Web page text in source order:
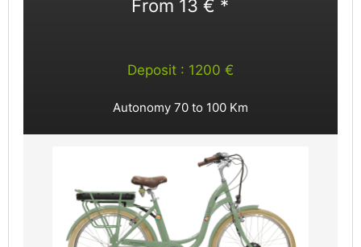
From 13 € *
Deposit : 1200 €
Autonomy 70 to 100 Km